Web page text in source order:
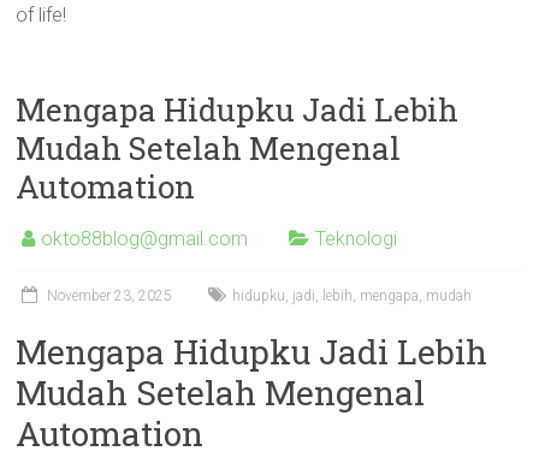
of life!
Mengapa Hidupku Jadi Lebih
Mudah Setelah Mengenal
Automation
okto88blog@gmail.com Teknologi
November 23, 2025 hidupku, jadi, lebih, mengapa, mudah
Mengapa Hidupku Jadi Lebih
Mudah Setelah Mengenal
Automation